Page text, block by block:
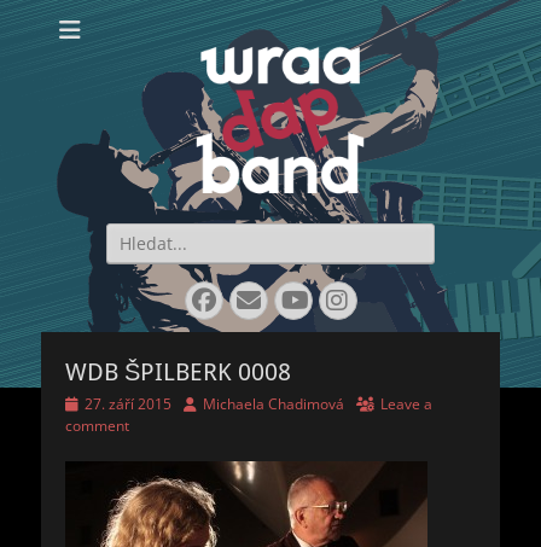
WraaDap Band
Search
for:
Facebook
EmailYouTube
Instagram
WDB ŠPILBERK 0008
Posted
on
27. září 2015 AuthorMichaela Chadimová
Leave a
comment